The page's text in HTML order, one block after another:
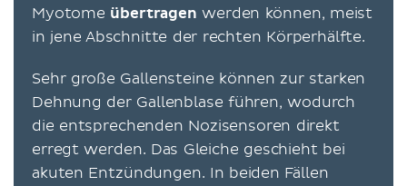
Myotome übertragen werden können, meist
in jene Abschnitte der rechten Körperhälfte.
Sehr große Gallensteine können zur starken
Dehnung der Gallenblase führen, wodurch
die entsprechenden Nozisensoren direkt
erregt werden. Das Gleiche geschieht bei
akuten Entzündungen. In beiden Fällen